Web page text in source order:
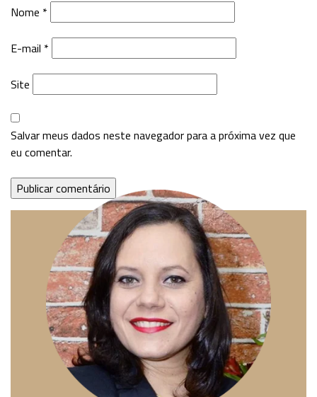
Nome *
E-mail *
Site
Salvar meus dados neste navegador para a próxima vez que
eu comentar.